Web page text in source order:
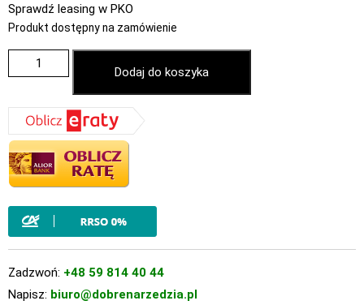
Sprawdź leasing w PKO
Produkt dostępny na zamówienie
Dodaj do koszyka
Zadzwoń: +48 59 814 40 44
Napisz: biuro@dobrenarzedzia.pl